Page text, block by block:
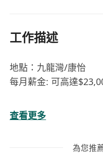
工作描述
地點：九龍灣/康怡
每月薪金: 可高達
工作職責
- 負責燒味部日常運作
監控日常食品的銷售
查看更多
為您推